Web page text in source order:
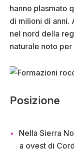
hanno plasmato
di milioni di
nel nord della
naturale noto
Posizione
Nella Sierra
a ovest di